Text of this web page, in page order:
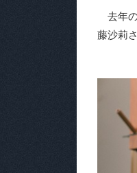
去年の
藤沙莉